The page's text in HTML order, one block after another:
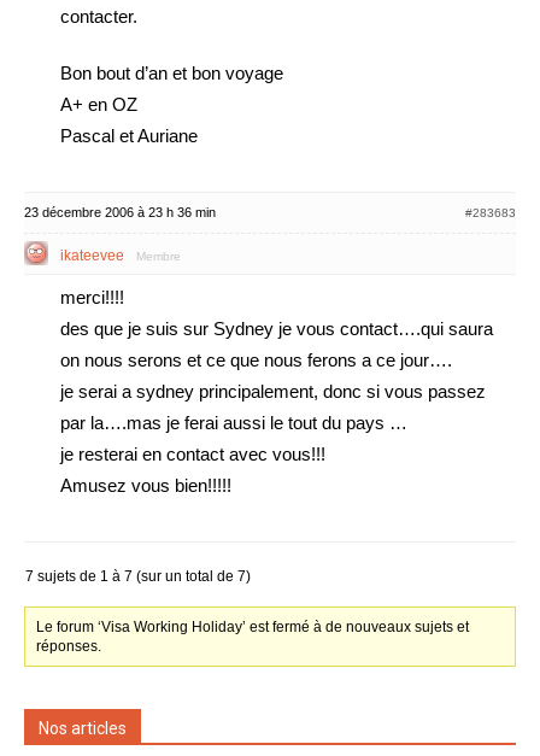
contacter.
Bon bout d’an et bon voyage
A+ en OZ
Pascal et Auriane
23 décembre 2006 à 23 h 36 min #283683
ikateevee Membre
merci!!!!
des que je suis sur Sydney je vous contact….qui saura
on nous serons et ce que nous ferons a ce jour….
je serai a sydney principalement, donc si vous passez
par la….mas je ferai aussi le tout du pays …
je resterai en contact avec vous!!!
Amusez vous bien!!!!!
7 sujets de 1 à 7 (sur un total de 7)
Le forum ‘Visa Working Holiday’ est fermé à de nouveaux sujets et
réponses.
Nos articles